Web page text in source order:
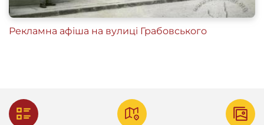
Рекламна афіша на вулиці Грабовського